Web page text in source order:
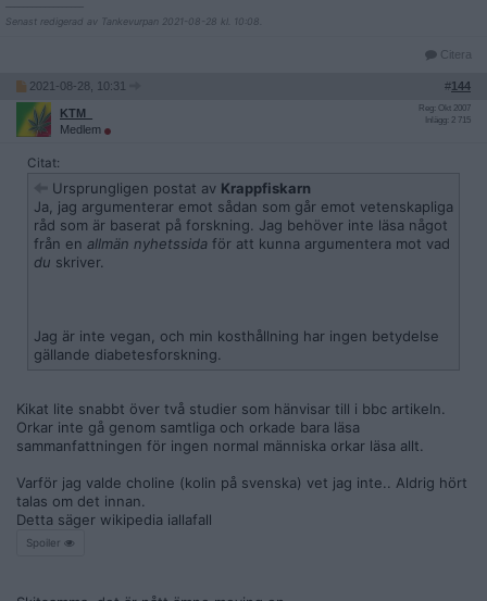
Senast redigerad av Tankevurpan 2021-08-28 kl. 10:08.
Citera
2021-08-28, 10:31 #144
KTM_
Medlem
Reg: Okt 2007
Inlägg: 2 715
Citat:
Ursprungligen postat av Krappfiskarn
Ja, jag argumenterar emot sådan som går emot vetenskapliga
råd som är baserat på forskning. Jag behöver inte läsa något
från en allmän nyhetssida för att kunna argumentera mot vad
du skriver.
Jag är inte vegan, och min kosthållning har ingen betydelse
gällande diabetesforskning.
Kikat lite snabbt över två studier som hänvisar till i bbc artikeln.
Orkar inte gå genom samtliga och orkade bara läsa
sammanfattningen för ingen normal människa orkar läsa allt.
Varför jag valde choline (kolin på svenska) vet jag inte.. Aldrig hört
talas om det innan.
Detta säger wikipedia iallafall
Spoiler